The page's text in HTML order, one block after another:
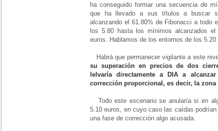
ha conseguido formar una secuencia de
que ha llevado a sus títulos a buscar
alcanzando el 61.80% de Fibonacci a todo
los 5.80 hasta los mínimos alcanzados
euros. Hablamos de los entornos de los 5.20
Habrá que permanecer vigilante a este
su superación en precios de dos
lelvaría directamente a DIA a
corrección proporcional, es decir, la zona
Todo este escenario se anularía si en
5.10 euros, en cuyo caso las caídas
una fase de corrección algo acusada.